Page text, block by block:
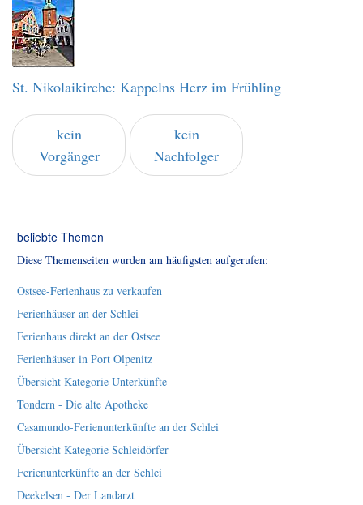
St. Nikolaikirche: Kappelns Herz im Frühling
kein
Vorgänger
kein
Nachfolger
beliebte Themen
Diese Themenseiten wurden am häufigsten aufgerufen:
Ostsee-Ferienhaus zu verkaufen
Ferienhäuser an der Schlei
Ferienhaus direkt an der Ostsee
Ferienhäuser in Port Olpenitz
Übersicht Kategorie Unterkünfte
Tondern - Die alte Apotheke
Casamundo-Ferienunterkünfte an der Schlei
Übersicht Kategorie Schleidörfer
Ferienunterkünfte an der Schlei
Deekelsen - Der Landarzt